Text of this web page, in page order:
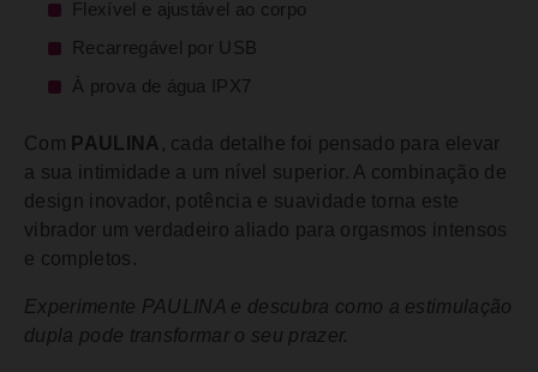
Flexível e ajustável ao corpo
Recarregável por USB
À prova de água IPX7
Com PAULINA , cada detalhe foi pensado para elevar
a sua intimidade a um nível superior. A combinação de
design inovador, potência e suavidade torna este
vibrador um verdadeiro aliado para orgasmos intensos
e completos.
Experimente PAULINA e descubra como a estimulação
dupla pode transformar o seu prazer.